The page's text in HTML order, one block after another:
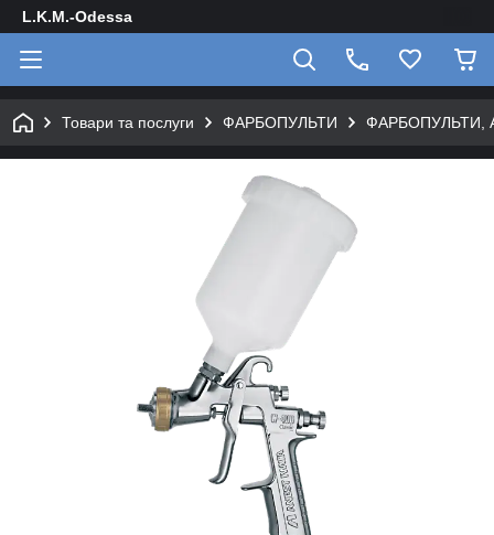
L.K.M.-Odessa
Товари та послуги ФАРБОПУЛЬТИ ФАРБОПУЛЬТИ,